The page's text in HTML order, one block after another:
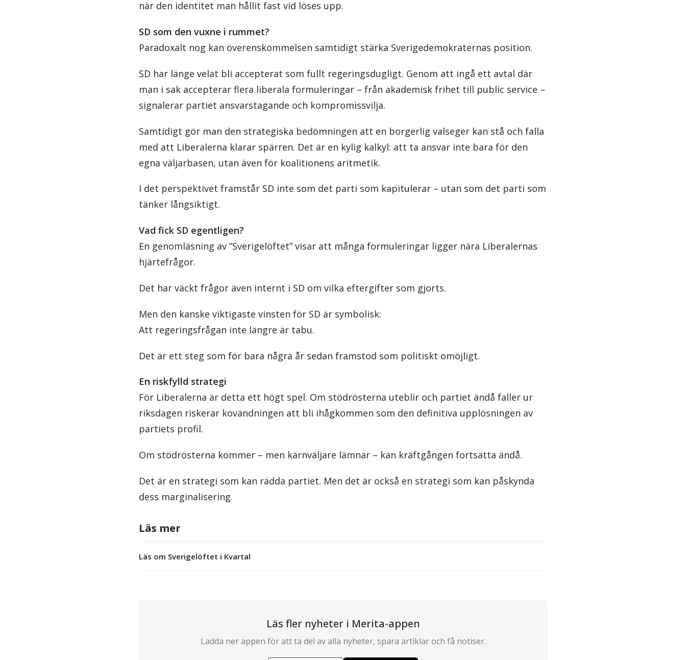
när den identitet man hållit fast vid löses upp.
SD som den vuxne i rummet?
Paradoxalt nog kan överenskommelsen samtidigt stärka Sverigedemokraternas position.
SD har länge velat bli accepterat som fullt regeringsdugligt. Genom att ingå ett avtal där
man i sak accepterar flera liberala formuleringar – från akademisk frihet till public service –
signalerar partiet ansvarstagande och kompromissvilja.
Samtidigt gör man den strategiska bedömningen att en borgerlig valseger kan stå och falla
med att Liberalerna klarar spärren. Det är en kylig kalkyl: att ta ansvar inte bara för den
egna väljarbasen, utan även för koalitionens aritmetik.
I det perspektivet framstår SD inte som det parti som kapitulerar – utan som det parti som
tänker långsiktigt.
Vad fick SD egentligen?
En genomläsning av ”Sverigelöftet” visar att många formuleringar ligger nära Liberalernas
hjärtefrågor.
Det har väckt frågor även internt i SD om vilka eftergifter som gjorts.
Men den kanske viktigaste vinsten för SD är symbolisk:
Att regeringsfrågan inte längre är tabu.
Det är ett steg som för bara några år sedan framstod som politiskt omöjligt.
En riskfylld strategi
För Liberalerna är detta ett högt spel. Om stödrösterna uteblir och partiet ändå faller ur
riksdagen riskerar kovändningen att bli ihågkommen som den definitiva upplösningen av
partiets profil.
Om stödrösterna kommer – men kärnväljare lämnar – kan kräftgången fortsätta ändå.
Det är en strategi som kan rädda partiet. Men det är också en strategi som kan påskynda
dess marginalisering.
Läs mer
Läs om Sverigelöftet i Kvartal
Läs fler nyheter i Merita-appen
Ladda ner appen för att ta del av alla nyheter, spara artiklar och få notiser.